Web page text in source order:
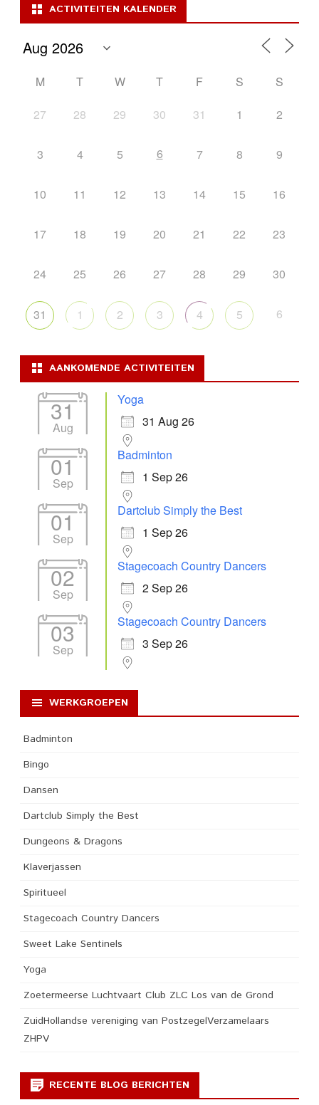
ACTIVITEITEN KALENDER
M T W T F S
S
27
28 29 30 31 1 2
3 4 5 6 7 8 9
10 11 12 13 14 15 16
17 18 19 20 21 22 23
24 25 26 27 28 29 30
31 1 2 3 4 5 6
AANKOMENDE ACTIVITEITEN
31
Aug
Yoga
31 Aug 26
01
Sep
Badminton
1 Sep 26
01
Sep
Dartclub Simply the Best
1 Sep 26
02
Sep
Stagecoach Country Dancers
2 Sep 26
03
Sep
Stagecoach Country Dancers
3 Sep 26
WERKGROEPEN
Badminton
Bingo
Dansen
Dartclub Simply the Best
Dungeons & Dragons
Klaverjassen
Spiritueel
Stagecoach Country Dancers
Sweet Lake Sentinels
Yoga
Zoetermeerse Luchtvaart Club ZLC Los van de Grond
ZuidHollandse vereniging van PostzegelVerzamelaars
ZHPV
RECENTE BLOG BERICHTEN